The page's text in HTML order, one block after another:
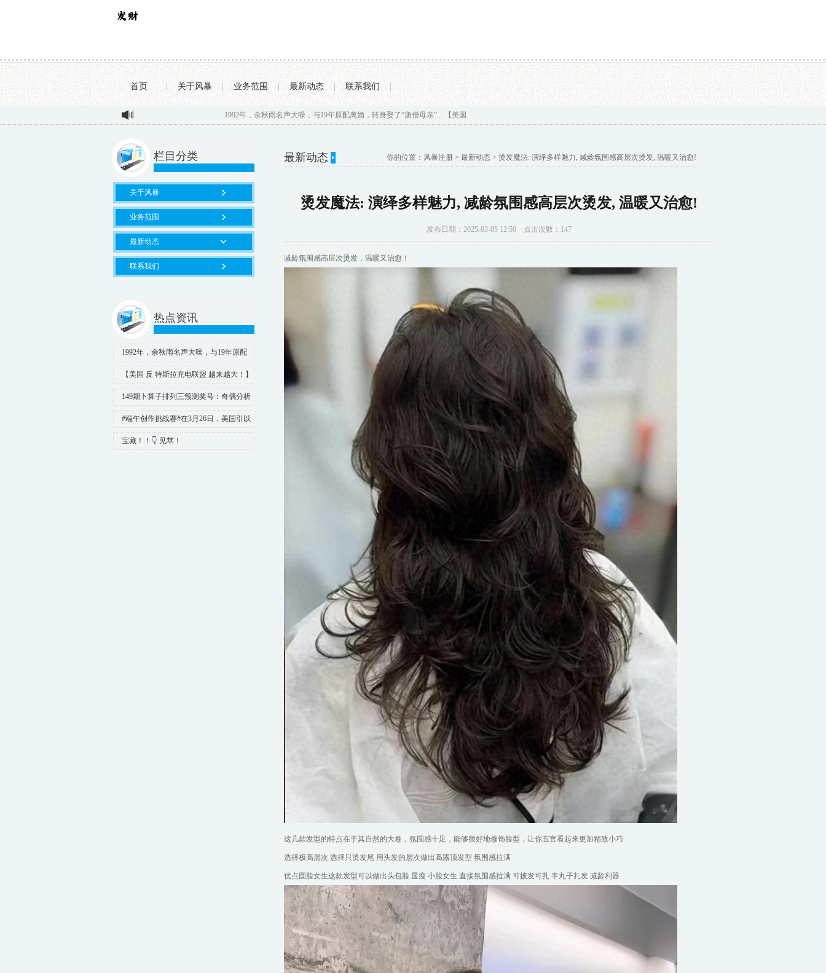
首页 | 关于风暴 | 业务范围 | 最新动态 | 联系我们 |
1992年，余秋雨名声大噪，与19年原配离婚，转身娶了“唐僧母亲”... 【美国 反 特斯拉充电联盟 越来越大！】 现代，起亚，丰田也加入了梅...
栏目分类
关于风暴
业务范围
最新动态
联系我们
热点资讯
1992年，余秋雨名声大噪，与19年原配
离婚，转身娶了“唐僧母亲”
【美国 反 特斯拉充电联盟 越来越大！】
现代，起亚，丰田也加入了梅
149期卜算子排列三预测奖号：奇偶分析
#端午创作挑战赛#在3月26日，美国引以
为傲的大桥，竟然直接被撞塌了
宝藏！！👇 见苹！ ​​​
最新动态 你的位置： 风暴注册 >最新动态 > 烫发魔法: 演绎多样魅力, 减龄氛围感高层次烫发, 温暖又治愈!
烫发魔法: 演绎多样魅力, 减龄氛围感高层次烫发, 温暖又治愈!
发布日期：2025-03-05 12:50 点击次数：147
减龄氛围感高层次烫发，温暖又治愈！
这几款发型的特点在于其自然的大卷，氛围感十足，能够很好地修饰脸型，让你五官看起来更加精致小巧
选择极高层次 选择只烫发尾 用头发的层次做出高露顶发型 氛围感拉满
优点圆脸女生这款发型可以做出头包脸 显瘦 小脸女生 直接氛围感拉满 可披发可扎 半丸子扎发 减龄利器